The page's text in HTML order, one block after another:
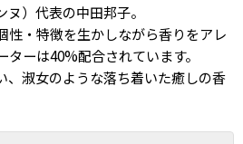
）代表の中田邦子。
性・特徴を生かしながら香りをアレ
ーは40%配合されています。
、淑女のような落ち着いた癒しの香